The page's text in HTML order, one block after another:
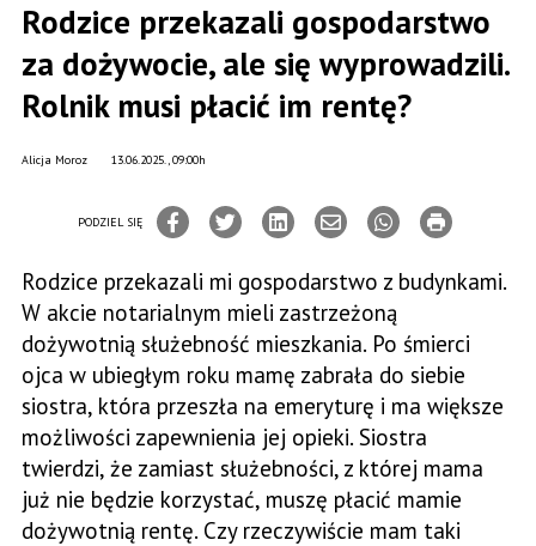
Rodzice przekazali gospodarstwo
za dożywocie, ale się wyprowadzili.
Rolnik musi płacić im rentę?
13.06.2025., 09:00h
Alicja Moroz
PODZIEL SIĘ
Rodzice przekazali mi gospodarstwo z budynkami.
W akcie notarialnym mieli zastrzeżoną
dożywotnią służebność mieszkania. Po śmierci
ojca w ubiegłym roku mamę zabrała do siebie
siostra, która przeszła na emeryturę i ma większe
możliwości zapewnienia jej opieki. Siostra
twierdzi, że zamiast służebności, z której mama
już nie będzie korzystać, muszę płacić mamie
dożywotnią rentę. Czy rzeczywiście mam taki